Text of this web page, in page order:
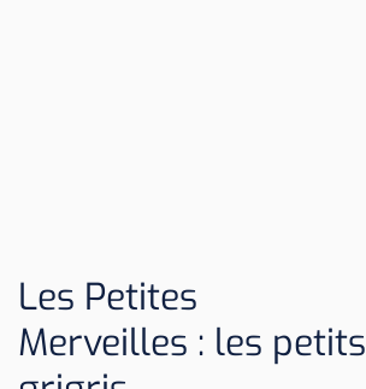
Les Petites
Merveilles : les petits